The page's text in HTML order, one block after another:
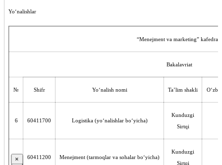
Yo‘nalishlar
“Menejment va marketing” kafedrasi
Bakalavriat
№ Shifr Yo‘nalish nomi Ta’lim shakli
6 60411700 Logistika (yo‘nalishlar bo‘yicha)
Kunduzgi
Sirtqi
8 60411200 Menejment (tarmoqlar va sohalar bo‘yicha)
Kunduzgi
Sirtqi
×